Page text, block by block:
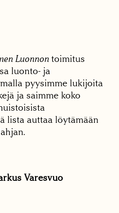
Luonnon toimitus
luonto- ja
pyysimme lukijoita
ja saimme koko
lista auttaa löytämään
Varesvuo